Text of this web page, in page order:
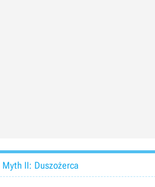
Myth II: Duszożerca